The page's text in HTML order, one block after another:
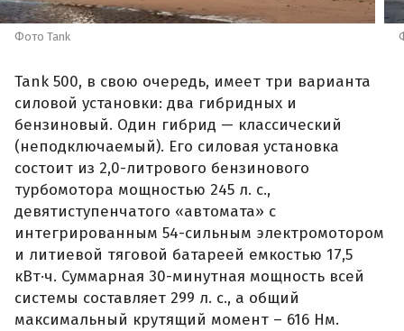
Фото Tank
Tank 500, в свою очередь, имеет три варианта
силовой установки: два гибридных и
бензиновый. Один гибрид — классический
(неподключаемый). Его силовая установка
состоит из 2,0-литрового бензинового
турбомотора мощностью 245 л. с.,
девятиступенчатого «автомата» с
интегрированным 54-сильным электромотором
и литиевой тяговой батареей емкостью 17,5
кВт·ч. Суммарная 30-минутная мощность всей
системы составляет 299 л. с., а общий
максимальный крутящий момент – 616 Нм.